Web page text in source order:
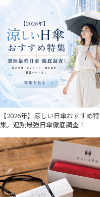
【2026年】涼しい日傘おすすめ特
集。遮熱最強日傘徹底調査！